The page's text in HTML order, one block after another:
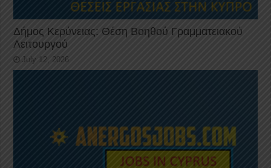
Δήμος Κερύνειας: Θέση Βοηθού Γραμματειακού
Λειτουργού
July 12, 2026